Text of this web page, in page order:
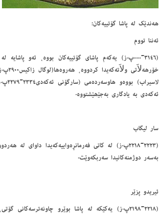
هه‌ندێك له‌ پاشا گۆتییه‌كان:
ئەننا تووم
(٣١٤٦-.....پ.ز) یەکەم پاشای گۆتییەکان بووە، ئەو
ئەکەدی بە یادگاری بەجێھێشتووە.
سار لیگاب
(٢٢٢٣-٢٢١٨پ.ز) لە کاتی فەرمانڕەواییەکەیدا داوای
بەسەر دوژمنەکانیدا سەربکەوێت.
ئیریدو پزێر
(٢٢١٨-٢١٩٨پ.ز) یەکێکە لە پاشا بوێرو